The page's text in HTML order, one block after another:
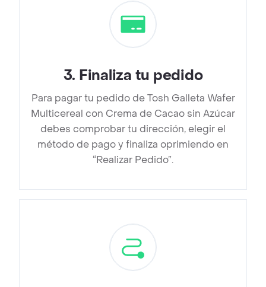
3. Finaliza tu pedido
Para pagar tu pedido de Tosh Galleta Wafer
Multicereal con Crema de Cacao sin Azúcar
debes comprobar tu dirección, elegir el
método de pago y finaliza oprimiendo en
“Realizar Pedido”.